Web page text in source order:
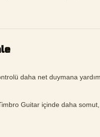
daha net duymana
Guitar içinde daha